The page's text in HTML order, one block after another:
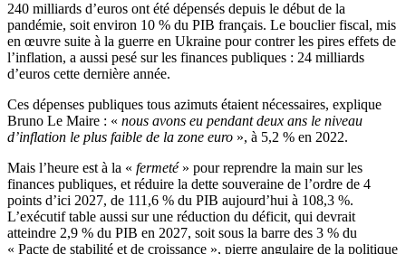
240 milliards d’euros ont été dépensés depuis le début de la
pandémie, soit environ 10 % du PIB français. Le bouclier fiscal, mis
en œuvre suite à la guerre en Ukraine pour contrer les pires effets de
l’inflation, a aussi pesé sur les finances publiques : 24 milliards
d’euros cette dernière année.
Ces dépenses publiques tous azimuts étaient nécessaires, explique
Bruno Le Maire : « nous avons eu pendant deux ans le niveau
d’inflation le plus faible de la zone euro », à 5,2 % en 2022.
Mais l’heure est à la « fermeté» pour reprendre la main sur les
finances publiques, et réduire la dette souveraine de l’ordre de 4
points d’ici 2027, de 111,6 % du PIB aujourd’hui à 108,3 %.
L’exécutif table aussi sur une réduction du déficit, qui devrait
atteindre 2,9 % du PIB en 2027, soit sous la barre des 3 % du
« Pacte de stabilité et de croissance », pierre angulaire de la politique